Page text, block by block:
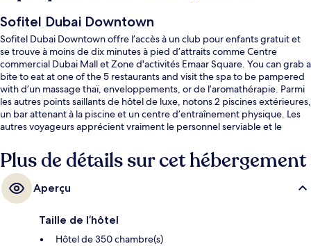
Sofitel Dubai Downtown
Sofitel Dubai Downtown offre l’accès à un club pour enfants gratuit et
se trouve à moins de dix minutes à pied d’attraits comme Centre
commercial Dubai Mall et Zone d'activités Emaar Square. You can grab a
bite to eat at one of the 5 restaurants and visit the spa to be pampered
with d’un massage thaï, enveloppements, or de l’aromathérapie. Parmi
les autres points saillants de hôtel de luxe, notons 2 piscines extérieures,
un bar attenant à la piscine et un centre d’entraînement physique. Les
autres voyageurs apprécient vraiment le personnel serviable et le
métro Burj Khalifa - Dubai Mall est à seulement 2 minutes à pied.
Plus de détails sur cet hébergement
Aperçu
Taille de l’hôtel
Hôtel de 350 chambre(s)